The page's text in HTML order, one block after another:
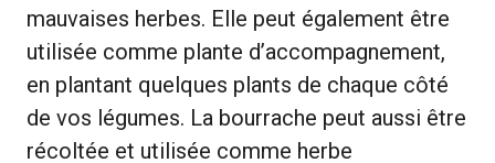
mauvaises herbes. Elle peut également être
utilisée comme plante d’accompagnement,
en plantant quelques plants de chaque côté
de vos légumes. La bourrache peut aussi être
récoltée et utilisée comme herbe